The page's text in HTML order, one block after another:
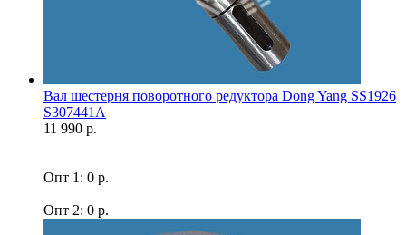
Вал шестерня поворотного редуктора Dong Yang SS1926
S307441A
11 990 р.
Опт 1: 0 р.
Опт 2: 0 р.